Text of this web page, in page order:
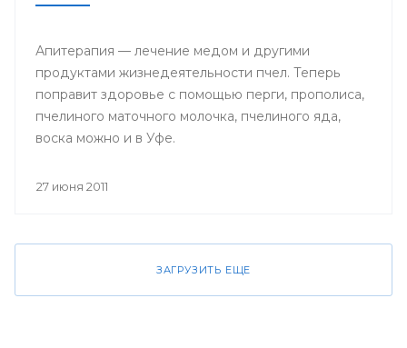
Апитерапия — лечение медом и другими
продуктами жизнедеятельности пчел. Теперь
поправит здоровье с помощью перги, прополиса,
пчелиного маточного молочка, пчелиного яда,
воска можно и в Уфе.
27 июня 2011
ЗАГРУЗИТЬ ЕЩЕ